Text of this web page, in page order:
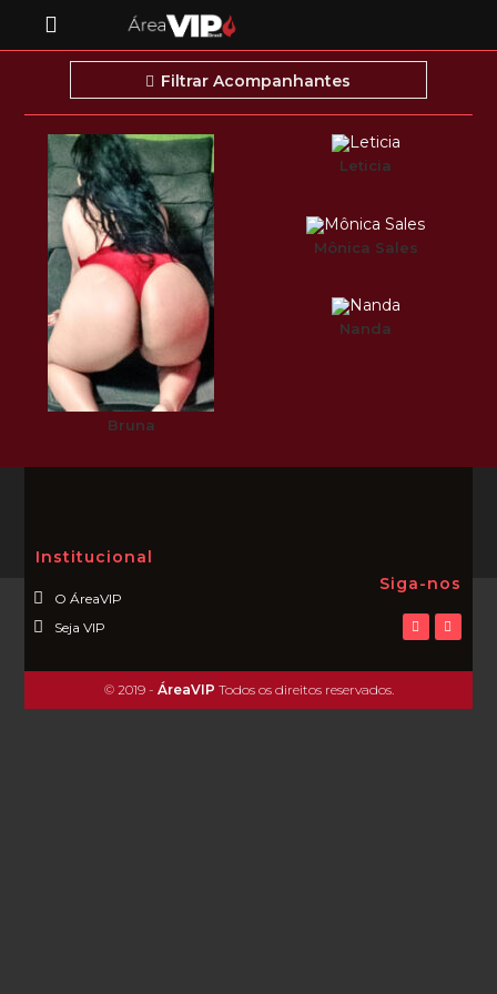
Filtrar Acompanhantes
Bruna
Leticia
Mônica Sales
Nanda
Institucional
O ÁreaVIP
Seja VIP
Siga-nos
© 2019 - ÁreaVIP Todos os direitos reservados.